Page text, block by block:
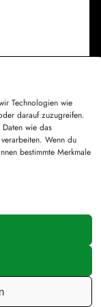
Technologien wie
darauf zuzugreifen.
wie das
Wenn du
bestimmte Merkmale